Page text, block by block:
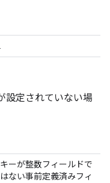
設定されていない場
キーが整数フィールドで
はない事前定義済みフィ